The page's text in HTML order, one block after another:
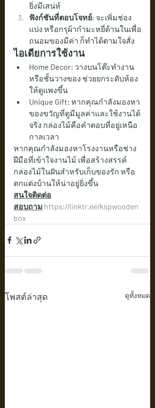
ยิ่งมีเสน่ห์
ฟังก์ชันที่ตอบโจทย์: จะเพิ่มช่อง
แบ่ง หรือกรุผ้ากำมะหยี่ด้านในเพื่อ
ถนอมของมีค่า ก็ทำได้ตามใจสั่ง
ไอเดียการใช้งาน
Home Decor: วางบนโต๊ะทำงาน
หรือชั้นวางของ ช่วยยกระดับห้อง
ให้ดูแพงขึ้น
Unique Gift: หากคุณกำลังมองหา
ของขวัญที่ดูมีมูลค่าและใช้งานได้
จริง กล่องไม้คือคำตอบที่อยู่เหนือ
กาลเวลา
หากคุณกำลังมองหาโรงงานหรือช่าง
ฝีมือที่เข้าใจงานไม้ เพื่อสร้างสรรค์
กล่องไม้ในฝันสำหรับเก็บของรัก หรือ
ตกแต่งบ้านให้น่าอยู่ยิ่งขึ้น
สนใจติดต่อ
สอบถาม https://linktr.ee/kspwooden
box
โพสต์ล่าสุด ดูทั้งหมด